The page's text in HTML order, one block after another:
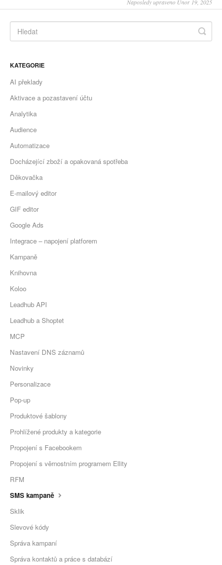
Naposledy upraveno Únor 19, 2025
KATEGORIE
AI překlady
Aktivace a pozastavení účtu
Analytika
Audience
Automatizace
Docházející zboží a opakovaná spotřeba
Děkovačka
E-mailový editor
GIF editor
Google Ads
Integrace – napojení platforem
Kampaně
Knihovna
Koloo
Leadhub API
Leadhub a Shoptet
MCP
Nastavení DNS záznamů
Novinky
Personalizace
Pop-up
Produktové šablony
Prohlížené produkty a kategorie
Propojení s Facebookem
Propojení s věrnostním programem Ellity
RFM
SMS kampaně
Sklik
Slevové kódy
Správa kampaní
Správa kontaktů a práce s databází